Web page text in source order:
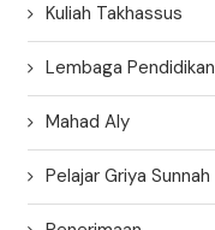
Kuliah Takhassus
Lembaga Pendidikan
Mahad Aly
Pelajar Griya Sunnah